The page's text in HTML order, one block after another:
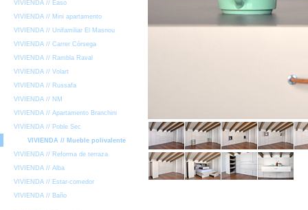
VIVIENDA // Easo
VIVIENDA // Mini apartamento
VIVIENDA // Unifamiliar El Masnou
VIVIENDA // Carrer Còrsega
VIVIENDA // Rambla Raval
VIVIENDA // Volart
VIVIENDA // Russafa
VIVIENDA // NM
VIVIENDA // Apartamento Branchini
VIVIENDA // Poble Sec
VIVIENDA // Mueble polivalente
VIVIENDA // Reforma de terraza
VIVIENDA // Alba
VIVIENDA // Estar-comedor
VIVIENDA // Baño